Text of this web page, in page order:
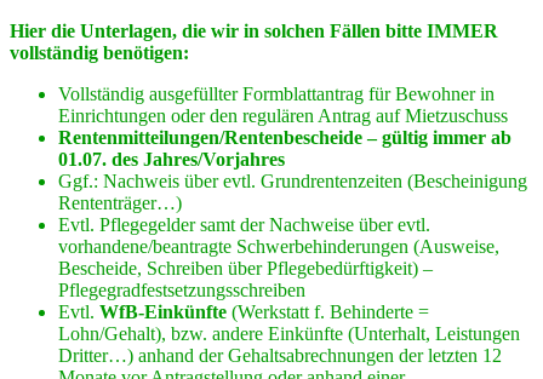
Hier die Unterlagen, die wir in solchen Fällen bitte IMMER
vollständig benötigen:
Vollständig ausgefüllter Formblattantrag für Bewohner in
Einrichtungen oder den regulären Antrag auf Mietzuschuss
Rentenmitteilungen/Rentenbescheide – gültig immer ab
01.07. des Jahres/Vorjahres
Ggf.: Nachweis über evtl. Grundrentenzeiten (Bescheinigung
Rententräger…)
Evtl. Pflegegelder samt der Nachweise über evtl.
vorhandene/beantragte Schwerbehinderungen (Ausweise,
Bescheide, Schreiben über Pflegebedürftigkeit) –
Pflegegradfestsetzungsschreiben
Evtl. WfB-Einkünfte (Werkstatt f. Behinderte =
Lohn/Gehalt), bzw. andere Einkünfte (Unterhalt, Leistungen
Dritter…) anhand der Gehaltsabrechnungen der letzten 12